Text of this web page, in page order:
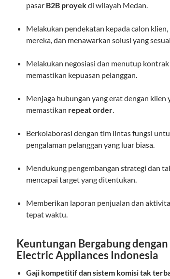
pasar B2B proyekdi wilayah Medan.
Melakukan pendekatan kepada calon
mereka, dan menawarkan solusi yang
Melakukan negosiasi dan menutup
memastikan kepuasan pelanggan.
Menjaga hubungan yang erat dengan klien
memastikan repeat order.
Berkolaborasi dengan tim lintas fungsi
pengalaman pelanggan yang luar biasa.
Mendukung pengembangan strategi dan
mencapai target yang ditentukan.
Memberikan laporan penjualan dan
tepat waktu.
Keuntungan Bergabung dengan
Electric Appliances Indonesia
Gaji kompetitif dan sistem komisi tak